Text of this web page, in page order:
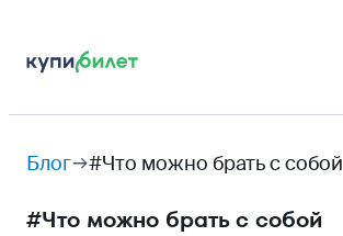
Блог #Что можно брать с собой
#Что можно брать с собой